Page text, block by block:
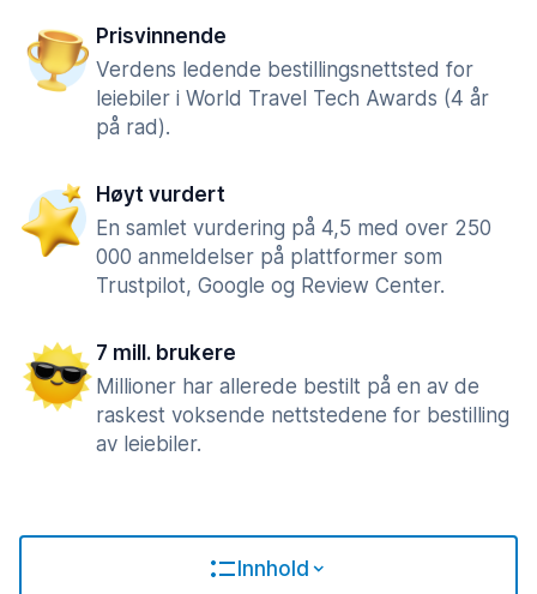
Prisvinnende
Verdens ledende bestillingsnettsted for
leiebiler i World Travel Tech Awards (4 år
på rad).
Høyt vurdert
En samlet vurdering på 4,5 med over 250
000 anmeldelser på plattformer som
Trustpilot, Google og Review Center.
7 mill. brukere
Millioner har allerede bestilt på en av de
raskest voksende nettstedene for bestilling
av leiebiler.
Innhold